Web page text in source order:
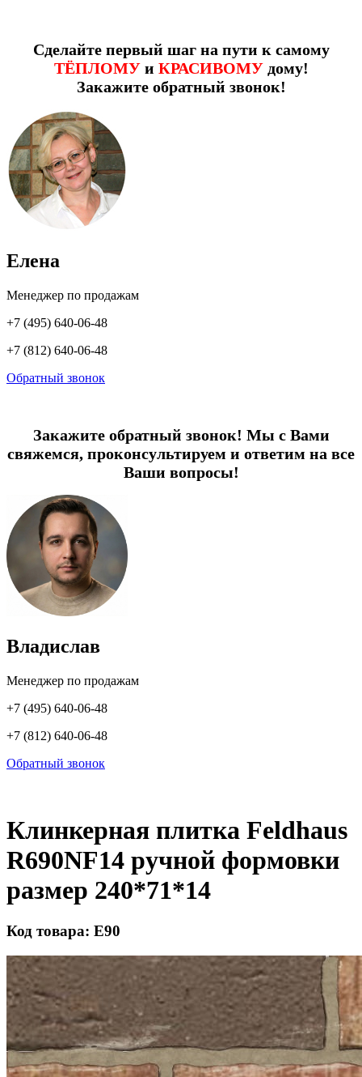
Сделайте первый шаг на пути к самому
ТЁПЛОМУи КРАСИВОМУдому!
Закажите обратный звонок!
Елена
Менеджер по продажам
+7 (495) 640-06-48
+7 (812) 640-06-48
Обратный звонок
Закажите обратный звонок! Мы с Вами
свяжемся, проконсультируем и ответим на все
Ваши вопросы!
Владислав
Менеджер по продажам
+7 (495) 640-06-48
+7 (812) 640-06-48
Обратный звонок
Клинкерная плитка Feldhaus
R690NF14 ручной формовки
размер 240*71*14
Код товара: Е90